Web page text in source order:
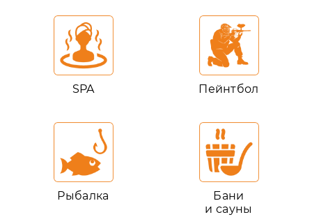
SPA Пейнтбол
Рыбалка
Бани
и сауны